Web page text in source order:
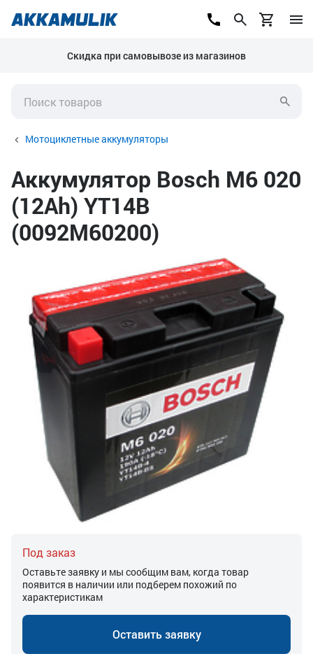
Скидка при самовывозе из магазинов
Мотоциклетные аккумуляторы
Аккумулятор Bosch M6 020
(12Ah) YT14B
(0092M60200)
Под заказ
Оставьте заявку и мы сообщим вам, когда товар
появится в наличии или подберем похожий по
характеристикам
Оставить заявку